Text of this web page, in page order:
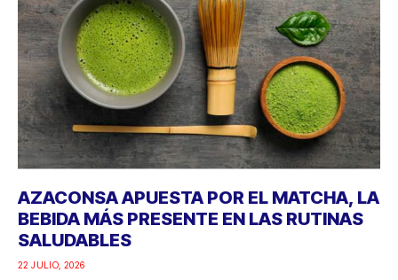
AZACONSA APUESTA POR EL MATCHA, LA
BEBIDA MÁS PRESENTE EN LAS RUTINAS
SALUDABLES
22 JULIO, 2026